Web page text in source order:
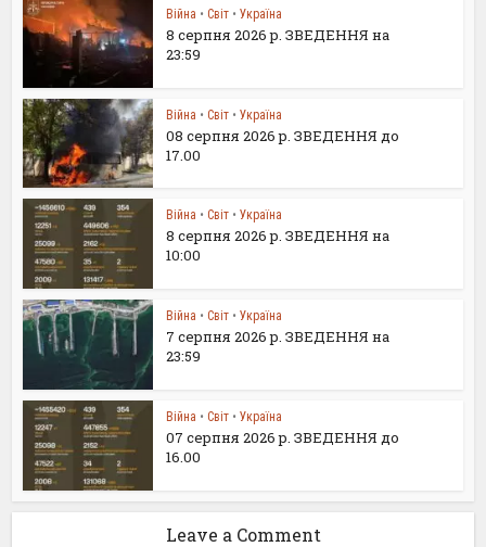
Війна • Світ • Україна
8 серпня 2026 р. ЗВЕДЕННЯ на
23:59
Війна • Світ • Україна
08 серпня 2026 р. ЗВЕДЕННЯ до
17.00
Війна • Світ • Україна
8 серпня 2026 р. ЗВЕДЕННЯ на
10:00
Війна • Світ • Україна
7 серпня 2026 р. ЗВЕДЕННЯ на
23:59
Війна • Світ • Україна
07 серпня 2026 р. ЗВЕДЕННЯ до
16.00
Leave a Comment